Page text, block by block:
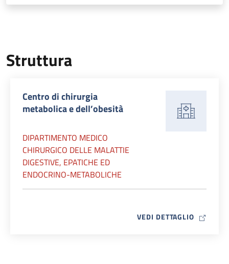
Struttura
Centro di chirurgia
metabolica e dell’obesità
DIPARTIMENTO MEDICO
CHIRURGICO DELLE MALATTIE
DIGESTIVE, EPATICHE ED
ENDOCRINO-METABOLICHE
VEDI DETTAGLIO MAP ICON